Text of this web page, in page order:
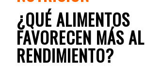
¿QUÉ ALIMENTOS
FAVORECEN MÁS AL
RENDIMIENTO?